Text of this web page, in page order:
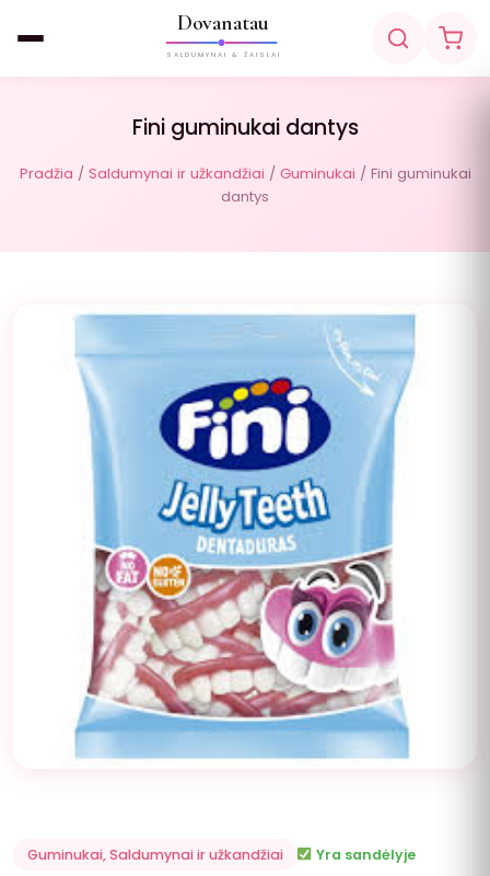
Dovanatau
SALDUMYNAI & ŽAISLAI
Fini guminukai dantys
Pradžia / Saldumynai ir užkandžiai / Guminukai / Fini guminukai
dantys
Guminukai,Saldumynai ir užkandžiai Yra sandėlyje